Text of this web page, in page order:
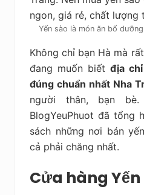
Yến sào là món ăn bổ
Không chỉ bạn Hà mà
đang muốn biết địa
đúng chuẩn nhất Nha
người thân, bạn
BlogYeuPhuot đã tổng
sách những nơi bán
cả phải chăng nhất.
Cửa hàng